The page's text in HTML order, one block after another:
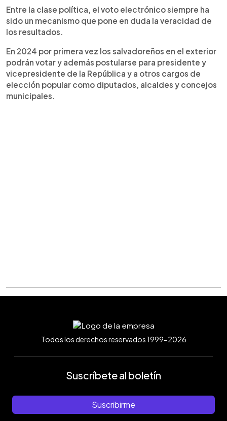
Entre la clase política, el voto electrónico siempre ha
sido un mecanismo que pone en duda la veracidad de
los resultados.
En 2024 por primera vez los salvadoreños en el exterior
podrán votar y además postularse para presidente y
vicepresidente de la República y a otros cargos de
elección popular como diputados, alcaldes y concejos
municipales.
Todos los derechos reservados 1999-2026
Suscríbete al boletín
Suscribirme